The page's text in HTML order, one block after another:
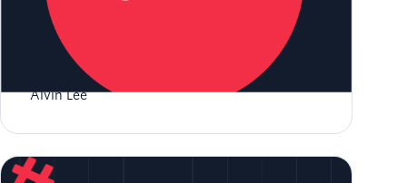
RCSとTwilioの利用を開始
Alvin Lee